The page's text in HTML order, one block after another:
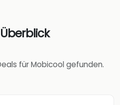
für Mobicool gefunden.